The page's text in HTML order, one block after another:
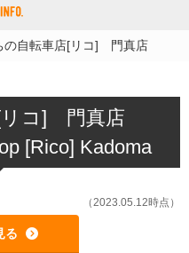
の自転車店[リコ] 門真店
リコ] 門真店
[Rico] Kadoma
（2023.05.12時点）
る